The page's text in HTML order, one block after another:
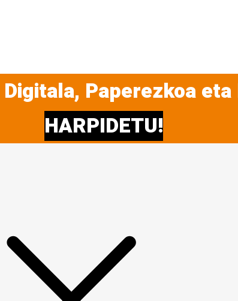
Paperezkoa
HARPIDETU!